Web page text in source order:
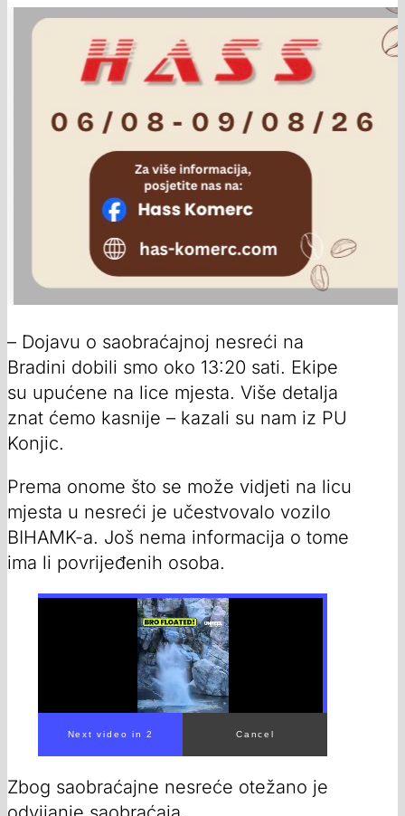
– Dojavu o saobraćajnoj nesreći na
Bradini dobili smo oko 13:20 sati. Ekipe
su upućene na lice mjesta. Više detalja
znat ćemo kasnije – kazali su nam iz PU
Konjic.
Prema onome što se može vidjeti na licu
mjesta u nesreći je učestvovalo vozilo
BIHAMK-a. Još nema informacija o tome
ima li povrijeđenih osoba.
Zbog saobraćajne nesreće otežano je